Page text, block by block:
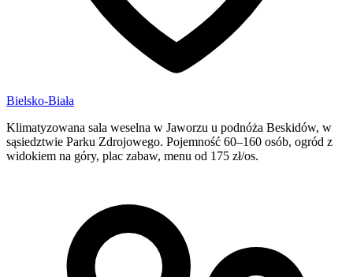
Bielsko-Biała
Klimatyzowana sala weselna w Jaworzu u podnóża Beskidów, w
sąsiedztwie Parku Zdrojowego. Pojemność 60–160 osób, ogród z
widokiem na góry, plac zabaw, menu od 175 zł/os.